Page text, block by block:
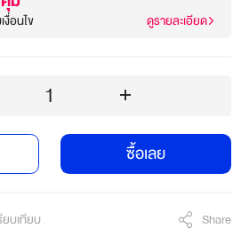
อนไข ดูรายละเอียด
1
ซื้อเลย
ยบเทียบ Share